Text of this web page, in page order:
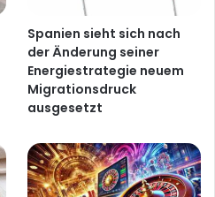
Spanien sieht sich nach
der Änderung seiner
Energiestrategie neuem
Migrationsdruck
ausgesetzt